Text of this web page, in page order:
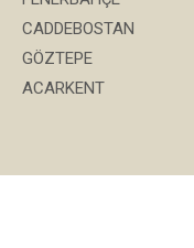
CADDEBOSTAN
GÖZTEPE
ACARKENT